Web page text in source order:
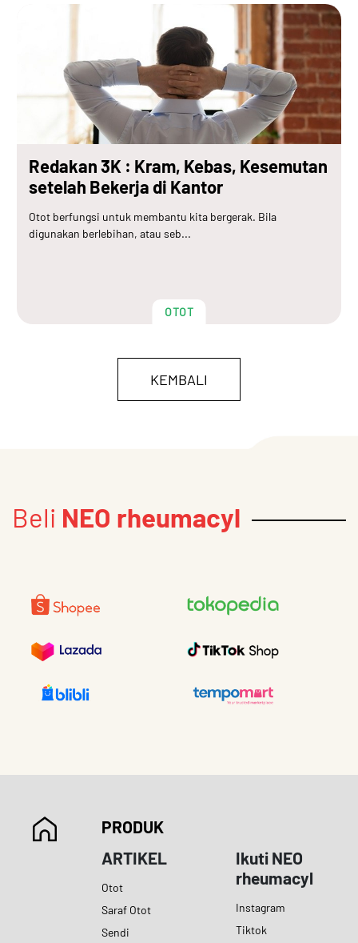
Redakan 3K : Kram, Kebas, Kesemutan
setelah Bekerja di Kantor
Otot berfungsi untuk membantu kita bergerak. Bila
digunakan berlebihan, atau seb...
OTOT
KEMBALI
Beli NEO rheumacyl
PRODUK
ARTIKEL
Otot
Saraf Otot
Sendi
Ikuti NEO
rheumacyl
Instagram
Tiktok